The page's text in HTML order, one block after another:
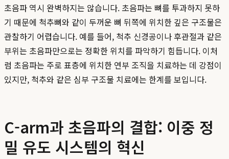
초음파 역시 완벽하지는 않습니다. 초음파는 뼈를 투과하지 못하
기 때문에 척추뼈와 같이 두꺼운 뼈 뒤쪽에 위치한 깊은 구조물은
관찰하기 어렵습니다. 예를 들어, 척추 신경공이나 후관절과 같은
부위는 초음파만으로는 정확한 위치를 파악하기 힘듭니다. 이처
럼 초음파는 주로 표층에 위치한 연부 조직을 치료하는 데 강점이
있지만, 척추와 같은 심부 구조물 치료에는 한계를 보입니다.
C-arm과 초음파의 결합: 이중 정
밀 유도 시스템의 혁신